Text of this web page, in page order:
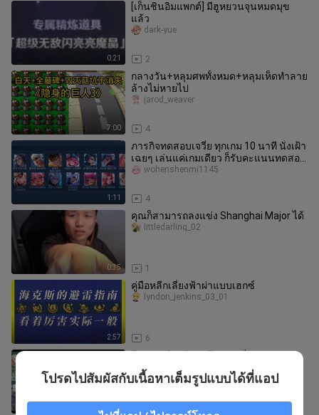
0:21
[เก็นชินอิมแพกต์] มีฮูหยวนจุนหมดมุข
แล้ว
2
dark-yue
7:00
กลางวัน+หลุมศพทั้งหมด+หลุมเห็ดทำลาย
ล้างไม่หายไป
4
jarod_weaver
1:11
ภารกิจทดสอบเจวี๋ย ทุกเกม 10 นาที นั่งเฝ้า
เฉยๆ เล่นแค่เกมเดียว ก็รับคะแนนทดสอบ
2 แต้ม พร้อมกล่องสกินร
4
wohenshenmi1145
0:35
คุณก็สามารถลงแข่ง Shanghai Major ได้
1
littledarling_02
2:57
คู่มือหลีกเลี่ยงฟ้าผ่าแบบเฮกซ์
6
lyndon_jenkins_03_01
ของแต่ละคนช่างหลากหลายแปลก
ประหลาด
youxue_exe
โปรดไปสัมผัสกับเนื้อหาเต็มรูปแบบได้ที่แอป